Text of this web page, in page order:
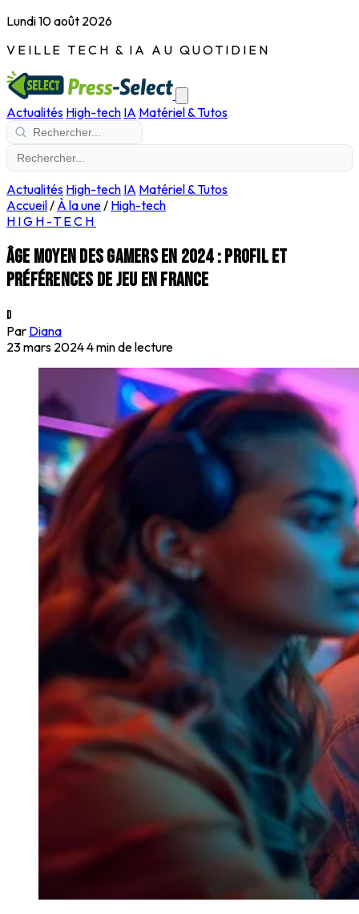
Lundi 10 août 2026
VEILLE TECH & IA AU QUOTIDIEN
Actualités High-tech IA Matériel & Tutos
Actualités High-tech IA Matériel & Tutos
Accueil/ À la une/ High-tech
HIGH-TECH
Âge moyen des gamers en 2024 : Profil et
préférences de jeu en France
D
Par Diana
23 mars 20244 min de lecture